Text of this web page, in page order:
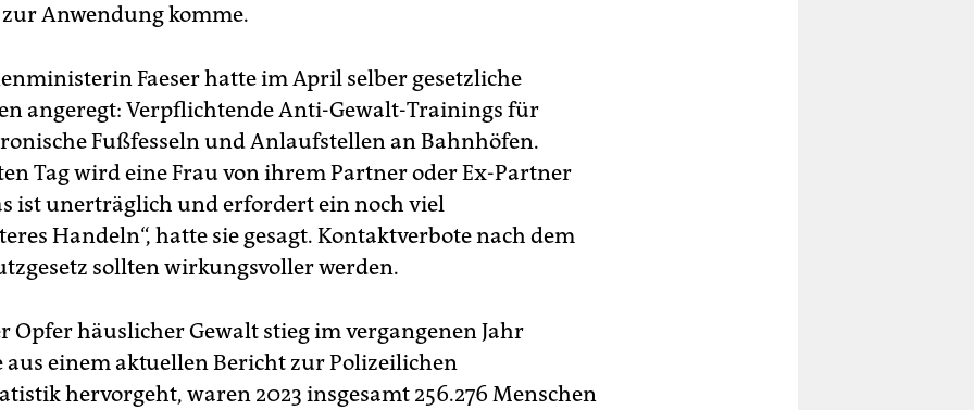
Anwendung komme.
Faeser hatte im April selber gesetzliche
angeregt: Verpflichtende Anti-Gewalt-Trainings für
Fußfesseln und Anlaufstellen an Bahnhöfen.
Tag wird eine Frau von ihrem Partner oder Ex-Partner
ist unerträglich und erfordert ein noch viel
Handeln“, hatte sie gesagt. Kontaktverbote nach dem
sollten wirkungsvoller werden.
Opfer häuslicher Gewalt stieg im vergangenen Jahr
aus einem aktuellen Bericht zur Polizeilichen
hervorgeht, waren 2023 insgesamt 256.276 Menschen